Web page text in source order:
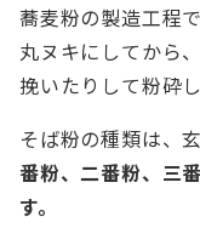
蕎麦粉の製造工程
丸ヌキにしてから
挽いたりして粉砕し
そば粉の種類は、
番粉、二番粉、三
す。